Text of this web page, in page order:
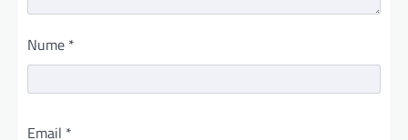
Nume *
Email *